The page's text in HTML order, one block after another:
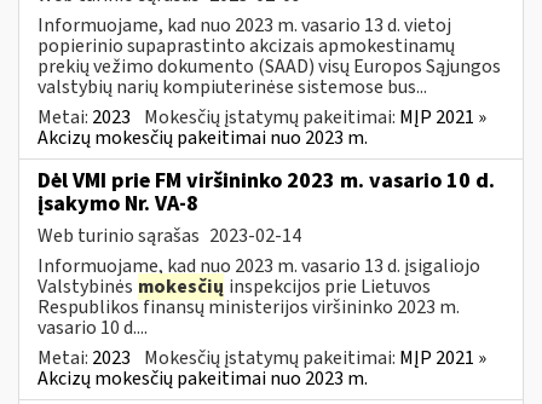
Informuojame, kad nuo 2023 m. vasario 13 d. vietoj
popierinio supaprastinto akcizais apmokestinamų
prekių vežimo dokumento (SAAD) visų Europos Sąjungos
valstybių narių kompiuterinėse sistemose bus...
Metai: 2023 Mokesčių įstatymų pakeitimai: MĮP 2021 »
Akcizų mokesčių pakeitimai nuo 2023 m.
Dėl VMI prie FM viršininko 2023 m. vasario 10 d.
įsakymo Nr. VA-8
Web turinio sąrašas 2023-02-14
Informuojame, kad nuo 2023 m. vasario 13 d. įsigaliojo
Valstybinės mokesčių inspekcijos prie Lietuvos
Respublikos finansų ministerijos viršininko 2023 m.
vasario 10 d....
Metai: 2023 Mokesčių įstatymų pakeitimai: MĮP 2021 »
Akcizų mokesčių pakeitimai nuo 2023 m.